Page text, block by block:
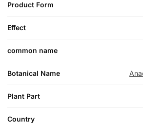
Product Form
Effect
common name
Botanical Name
Plant Part
Country